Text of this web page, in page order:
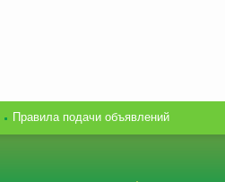
Правила подачи объявлений